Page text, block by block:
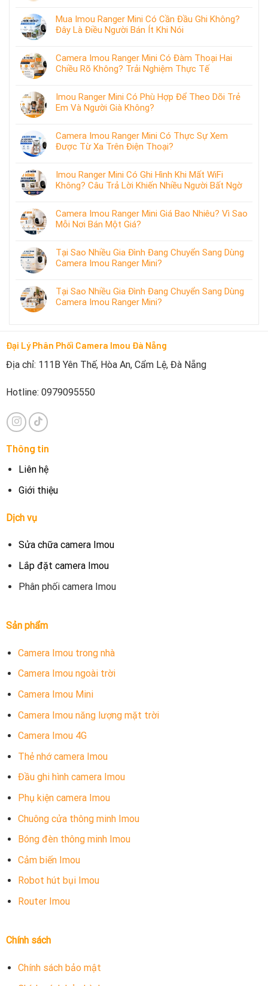
Mua Imou Ranger Mini Có Cần Đầu Ghi Không?
Đây Là Điều Người Bán Ít Khi Nói
Camera Imou Ranger Mini Có Đàm Thoại Hai
Chiều Rõ Không? Trải Nghiệm Thực Tế
Imou Ranger Mini Có Phù Hợp Để Theo Dõi Trẻ
Em Và Người Già Không?
Camera Imou Ranger Mini Có Thực Sự Xem
Được Từ Xa Trên Điện Thoại?
Imou Ranger Mini Có Ghi Hình Khi Mất WiFi
Không? Câu Trả Lời Khiến Nhiều Người Bất Ngờ
Camera Imou Ranger Mini Giá Bao Nhiêu? Vì Sao
Mỗi Nơi Bán Một Giá?
Tại Sao Nhiều Gia Đình Đang Chuyển Sang Dùng
Camera Imou Ranger Mini?
Tại Sao Nhiều Gia Đình Đang Chuyển Sang Dùng
Camera Imou Ranger Mini?
Đại Lý Phân Phối Camera Imou Đà Nẵng
Địa chỉ: 111B Yên Thế, Hòa An, Cẩm Lệ, Đà Nẵng
Hotline: 0979095550
Thông tin
Liên hệ
Giới thiệu
Dịch vụ
Sửa chữa camera Imou
Lắp đặt camera Imou
Phân phối camera Imou
Sản phẩm
Camera Imou trong nhà
Camera Imou ngoài trời
Camera Imou Mini
Camera Imou năng lượng mặt trời
Camera Imou 4G
Thẻ nhớ camera Imou
Đầu ghi hình camera Imou
Phụ kiện camera Imou
Chuông cửa thông minh Imou
Bóng đèn thông minh Imou
Cảm biến Imou
Robot hút bụi Imou
Router Imou
Chính sách
Chính sách bảo mật